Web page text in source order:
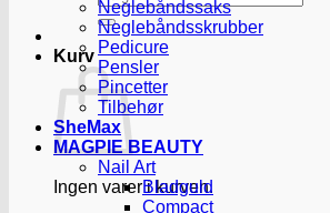
efter:
Kurv
Ingen varer i kurven.
Neglebåndssaks
Neglebåndsskrubber
Pedicure
Pensler
Pincetter
Tilbehør
SheMax
MAGPIE BEAUTY
Nail Art
Bladguld
Compact